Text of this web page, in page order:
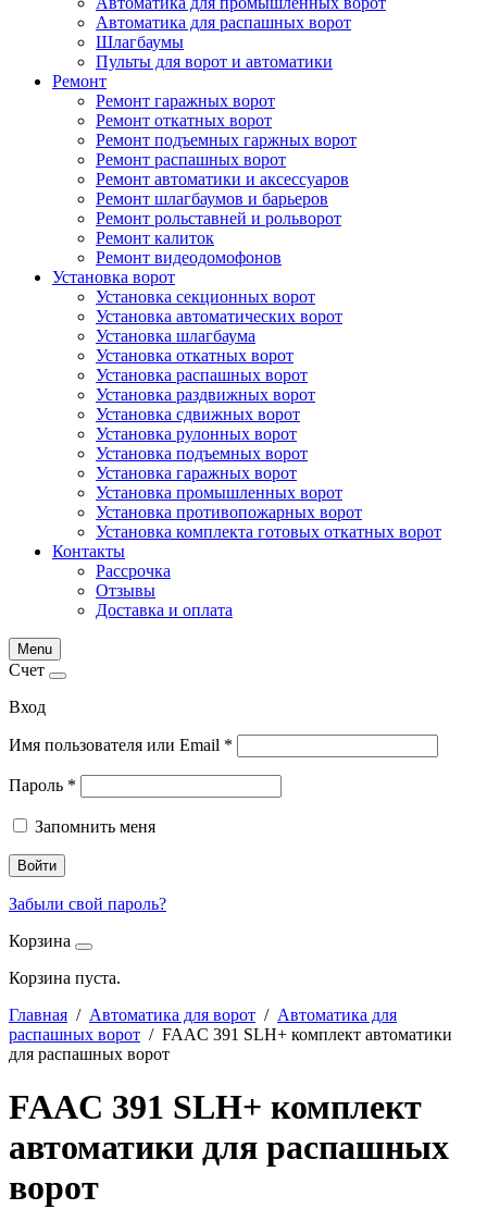
Автоматика для распашных ворот
Шлагбаумы
Пульты для ворот и автоматики
Ремонт
Ремонт гаражных ворот
Ремонт откатных ворот
Ремонт подъемных гаржных ворот
Ремонт распашных ворот
Ремонт автоматики и аксессуаров
Ремонт шлагбаумов и барьеров
Ремонт рольставней и рольворот
Ремонт калиток
Ремонт видеодомофонов
Установка ворот
Установка секционных ворот
Установка автоматических ворот
Установка шлагбаума
Установка откатных ворот
Установка распашных ворот
Установка раздвижных ворот
Установка сдвижных ворот
Установка рулонных ворот
Установка подъемных ворот
Установка гаражных ворот
Установка промышленных ворот
Установка противопожарных ворот
Установка комплекта готовых откатных ворот
Контакты
Рассрочка
Отзывы
Доставка и оплата
Menu
Счет
Вход
Имя пользователя или Email *
Пароль *
Запомнить меня
Войти
Забыли свой пароль?
Корзина
Корзина пуста.
Главная / Автоматика для ворот / Автоматика для
распашных ворот / FAAC 391 SLH+ комплект автоматики
для распашных ворот
FAAC 391 SLH+ комплект
автоматики для распашных
ворот